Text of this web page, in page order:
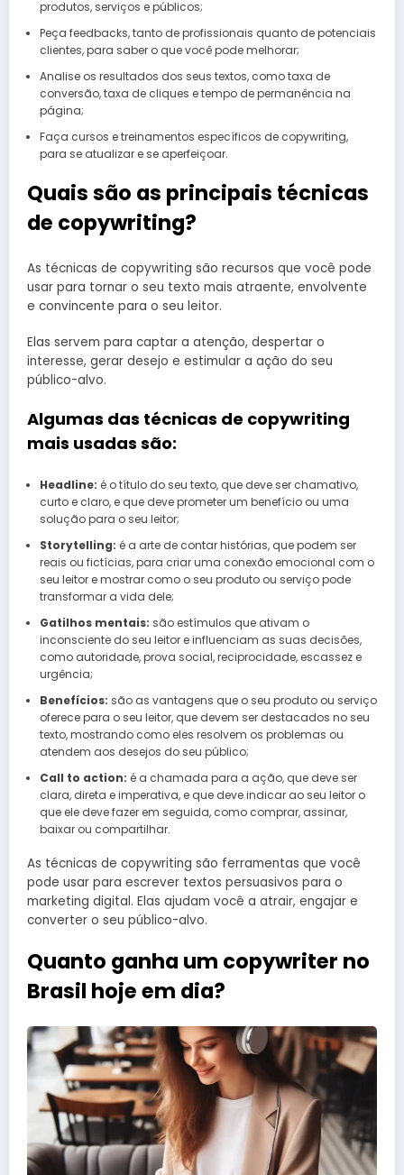
produtos, serviços e públicos;
Peça feedbacks, tanto de profissionais quanto de potenciais
clientes, para saber o que você pode melhorar;
Analise os resultados dos seus textos, como taxa de
conversão, taxa de cliques e tempo de permanência na
página;
Faça cursos e treinamentos específicos de copywriting,
para se atualizar e se aperfeiçoar.
Quais são as principais técnicas
de copywriting?
As técnicas de copywriting são recursos que você pode
usar para tornar o seu texto mais atraente, envolvente
e convincente para o seu leitor.
Elas servem para captar a atenção, despertar o
interesse, gerar desejo e estimular a ação do seu
público-alvo.
Algumas das técnicas de copywriting
mais usadas são:
Headline: é o título do seu texto, que deve ser chamativo,
curto e claro, e que deve prometer um benefício ou uma
solução para o seu leitor;
Storytelling: é a arte de contar histórias, que podem ser
reais ou fictícias, para criar uma conexão emocional com o
seu leitor e mostrar como o seu produto ou serviço pode
transformar a vida dele;
Gatilhos mentais: são estímulos que ativam o
inconsciente do seu leitor e influenciam as suas decisões,
como autoridade, prova social, reciprocidade, escassez e
urgência;
Benefícios: são as vantagens que o seu produto ou serviço
oferece para o seu leitor, que devem ser destacados no seu
texto, mostrando como eles resolvem os problemas ou
atendem aos desejos do seu público;
Call to action: é a chamada para a ação, que deve ser
clara, direta e imperativa, e que deve indicar ao seu leitor o
que ele deve fazer em seguida, como comprar, assinar,
baixar ou compartilhar.
As técnicas de copywriting são ferramentas que você
pode usar para escrever textos persuasivos para o
marketing digital. Elas ajudam você a atrair, engajar e
converter o seu público-alvo.
Quanto ganha um copywriter no
Brasil hoje em dia?